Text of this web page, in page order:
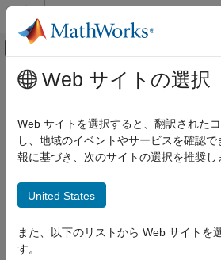
コンテンツへスキップ
オフキャンバス ナビ
ドキュメンテーションのホーム
Signal Processing Toolbox
デジタル フィルターとアナログ フィルター
項目一覧
構文
メインコンテンツ
bilinear
アナログ デジタル フィルター変換用
構文
[numd,dend] = bilinear(num,den,fs)
[Ad,Bd,Cd,Dd] =
Web サイトの選択
Web サイトを選択すると、翻訳された
し、地域のイベントやサービスを確認
報に基づき、次のサイトの選択を推奨し
United States
また、以下のリストから Web サイトを
す。